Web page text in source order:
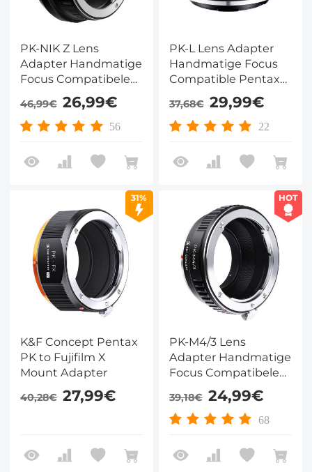
PK-NIK Z Lens
Adapter Handmatige
Focus Compatibele
Pentax PK Lenzen
voor Nikon Z Camera
Lichaam
46,99€ 26,99€
56
PK-L Lens Adapter
Handmatige Focus
Compatible Pentax
K(PK) Lenzen voor
Leica SL T Sigma FP
Panasonic L Camera
37,68€ 29,99€
22
31%
K&F Concept Pentax
PK to Fujifilm X
Mount Adapter
40,28€ 27,99€
HOT
PK-M4/3 Lens
Adapter Handmatige
Focus Compatibele
Pentax K Lenzen voor
M43 MFT Camera
Lichaam
39,18€ 24,99€
68